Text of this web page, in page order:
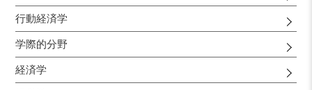
行動経済学
学際的分野
経済学